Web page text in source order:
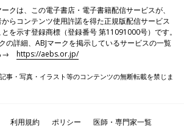
クは、この電子書店・電子書籍配信サービスが、
らコンテンツ使用許諾を得た正規版配信サービス
を示す登録商標（登録番号 第11091000号）です。
の詳細、ABJマークを掲示しているサービスの一覧
→https://aebs.or.jp/
事・写真・イラスト等のコンテンツの無断転載を禁じま
利用規約 ポリシー 医師・専門家一覧